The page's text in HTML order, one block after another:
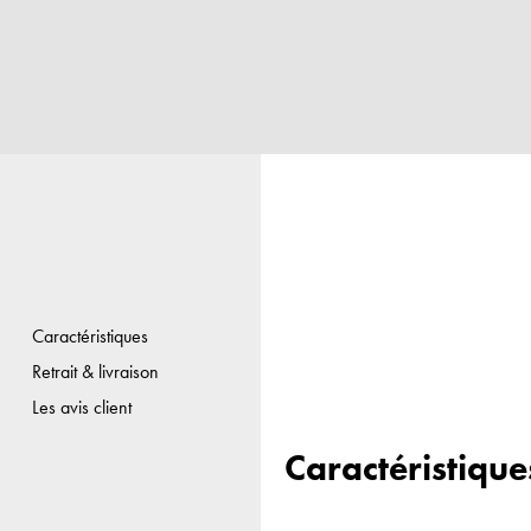
Caractéristiques
Retrait & livraison
Les avis client